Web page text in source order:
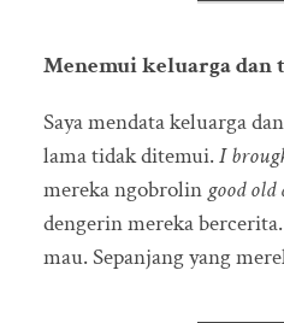
Menemui keluarga dan
Saya mendata keluarga
lama tidak ditemui.I
mereka ngobrolingood old
dengerin mereka
mau. Sepanjang yang